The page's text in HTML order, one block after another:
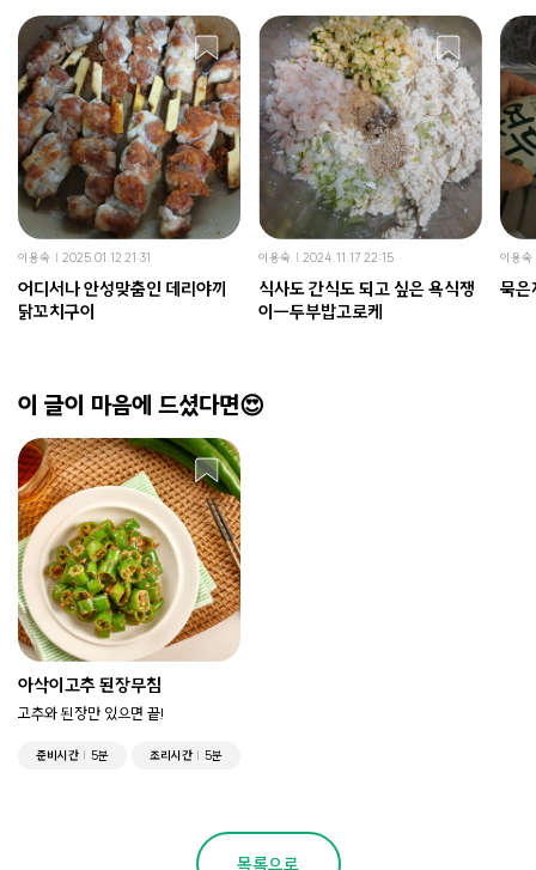
이용숙 2025.01.12 21:31
어디서나 안성맞춤인 데리야끼
닭꼬치구이
이용숙 2024.11.17 22:15
식사도 간식도 되고 싶은 욕식쟁
이ㅡ두부밥고로케
이용숙
묵은
이 글이 마음에 드셨다면😍
아삭이고추 된장무침
고추와 된장만 있으면 끝!
준비시간 5분 조리시간 5분
목록으로